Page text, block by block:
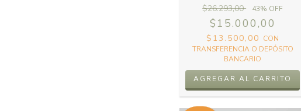
$26.293,00 43% OFF
$15.000,00
$13.500,00 CON
TRANSFERENCIA O DEPÓSITO
BANCARIO
AGREGAR AL CARRITO